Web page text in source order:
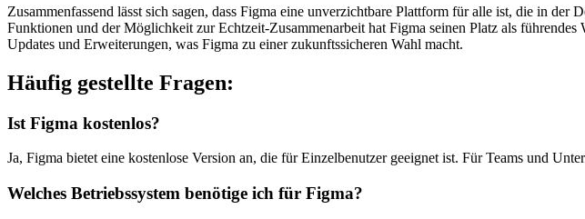
Zusammenfassend lässt sich sagen, dass Figma eine unverzichtbare Plattform für alle ist, die in
Funktionen und der Möglichkeit zur Echtzeit-Zusammenarbeit hat Figma seinen Platz als
Updates und Erweiterungen, was Figma zu einer zukunftssicheren Wahl macht.
Häufig gestellte Fragen:
Ist Figma kostenlos?
Ja, Figma bietet eine kostenlose Version an, die für Einzelbenutzer geeignet ist. Für Teams und
Welches Betriebssystem benötige ich für Figma?